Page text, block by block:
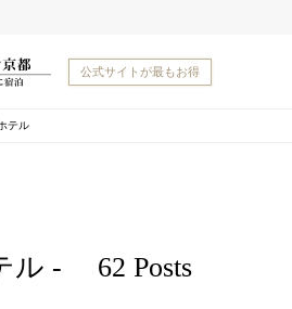
公式サイトが最もお得
テル
ル - 62 Posts